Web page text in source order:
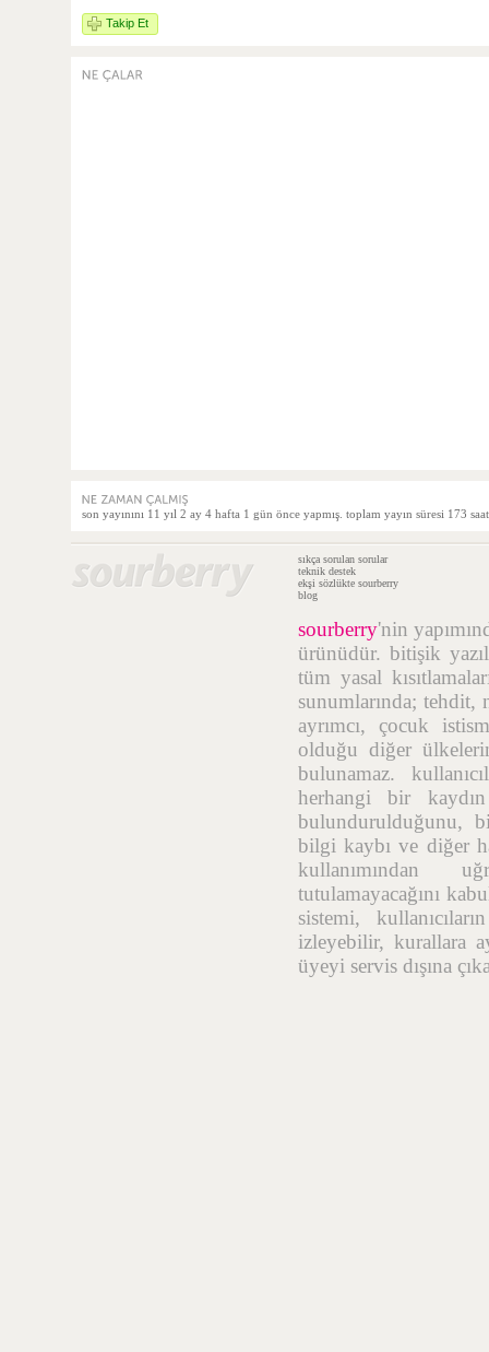
Takip Et
son yayınını 11 yıl 2 ay 4 hafta 1 gün önce yapmış. toplam yayın süresi 173
sıkça sorulan sorular
teknik destek
ekşi sözlükte sourberry
blog
sourberry'nin
ürünüdür. bitişik
tüm yasal
sunumlarında; tehdit,
ayrımcı, çocuk
olduğu diğer ülkelerin
bulunamaz.
herhangi bir
bulundurulduğunu,
bilgi kaybı ve diğer
kullanımından
tutulamayacağını
sistemi,
izleyebilir, kurallara
üyeyi servis dışına